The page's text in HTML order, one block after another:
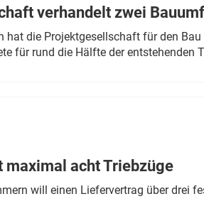
verhandelt zwei
hat die Projektgesellschaft für den
für rund die Hälfte der entstehenden
maximal acht Triebzüge
will einen Liefervertrag über drei